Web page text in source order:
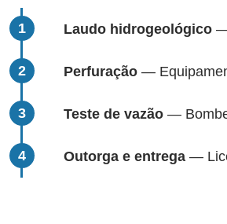
Laudo hidrogeológico —
Perfuração —
Teste de vazão —
Outorga e entrega —